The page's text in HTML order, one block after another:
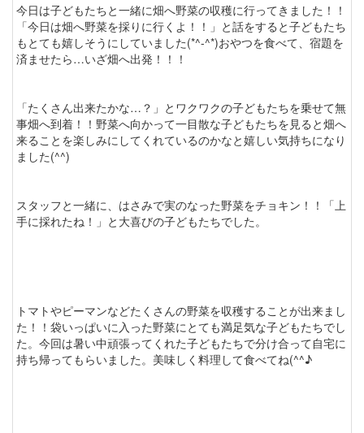
今日は子どもたちと一緒に畑へ野菜の収穫に行ってきました！！
「今日は畑へ野菜を採りに行くよ！！」と話をすると子どもたち
もとても嬉しそうにしていました(*^-^*)おやつを食べて、宿題を
済ませたら…いざ畑へ出発！！！
「たくさん出来たかな…？」とワクワクの子どもたちを乗せて無
事畑へ到着！！野菜へ向かって一目散な子どもたちを見ると畑へ
来ることを楽しみにしてくれているのかなと嬉しい気持ちになり
ました(^^)
スタッフと一緒に、はさみで実のなった野菜をチョキン！！「上
手に採れたね！」と大喜びの子どもたちでした。
トマトやピーマンなどたくさんの野菜を収穫することが出来まし
た！！袋いっぱいに入った野菜にとても満足気な子どもたちでし
た。今回は暑い中頑張ってくれた子どもたちで分け合って自宅に
持ち帰ってもらいました。美味しく料理して食べてね(^^♪